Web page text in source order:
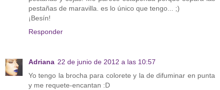
pestañas de maravilla. es lo único que tengo... ;)
¡Besín!
Responder
Adriana 22 de junio de 2012 a las 10:57
Yo tengo la brocha para colorete y la de difuminar en punta
y me requete-encantan :D